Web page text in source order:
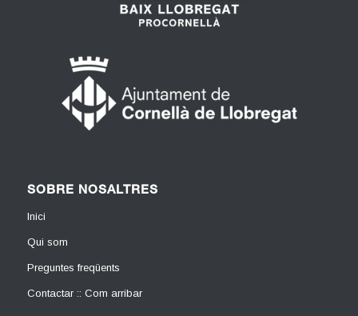
SOBRE NOSALTRES
Inici
Qui som
Preguntes freqüents
Contactar :: Com arribar